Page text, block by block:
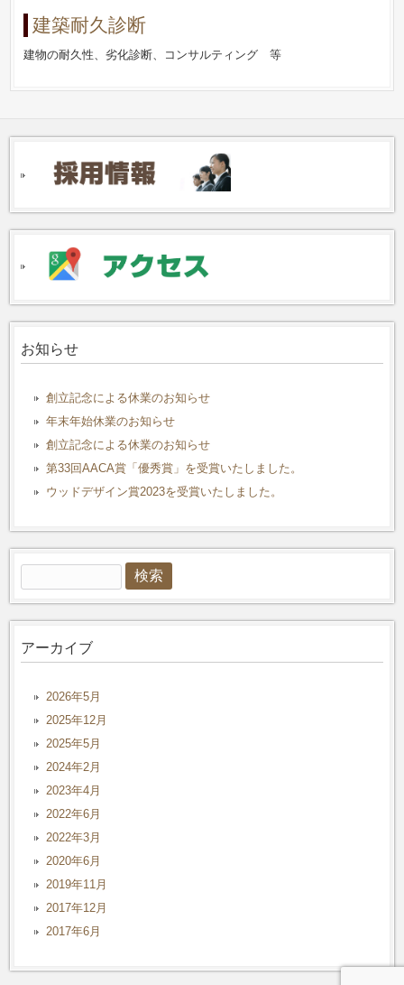
建築耐久診断
建物の耐久性、劣化診断、コンサルティング 等
お知らせ
創立記念による休業のお知らせ
年末年始休業のお知らせ
創立記念による休業のお知らせ
第33回AACA賞「優秀賞」を受賞いたしました。
ウッドデザイン賞2023を受賞いたしました。
検
索:
アーカイブ
2026年5月
2025年12月
2025年5月
2024年2月
2023年4月
2022年6月
2022年3月
2020年6月
2019年11月
2017年12月
2017年6月